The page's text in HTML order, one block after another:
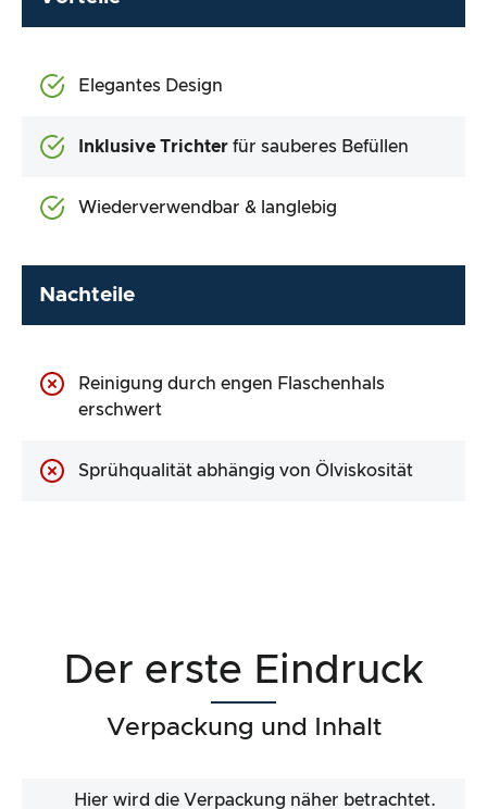
Elegantes Design
Inklusive Trichter für sauberes Befüllen
Wiederverwendbar & langlebig
Nachteile
Reinigung durch engen Flaschenhals
erschwert
Sprühqualität abhängig von Ölviskosität
Der erste Eindruck
Verpackung und Inhalt
Hier wird die Verpackung näher betrachtet.